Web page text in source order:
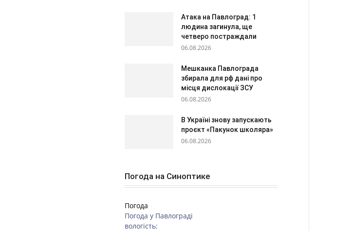
Атака на Павлоград: 1
людина загинула, ще
четверо постраждали
06.08.2026
Мешканка Павлограда
збирала для рф дані про
місця дислокації ЗСУ
06.08.2026
В Україні знову запускають
проєкт «Пакунок школяра»
06.08.2026
Погода на Синоптике
Погода
Погода у Павлограді
вологість: